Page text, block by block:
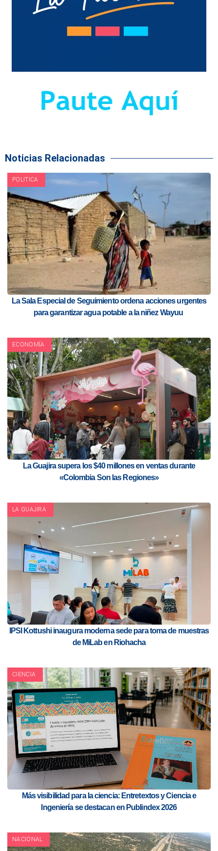
Noticias Relacionadas
POLITICA
La Sala Especial de Seguimiento ordena acciones urgentes
para garantizar agua potable a la niñez Wayuu
ECONOMÍA
La Guajira supera los $40 millones en ventas durante
«Colombia Son las Regiones»
LA GUAJIRA
IPSI Kottushi inaugura moderna sede para toma de muestras
de MiLab en Riohacha
CIENCIA
Más visibilidad para la ciencia: Entretextos y Ciencia e
Ingeniería se destacan en Publindex 2026
NACIONAL